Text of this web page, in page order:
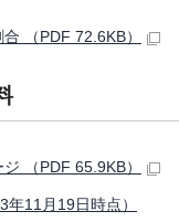
（PDF 72.6KB）
（PDF 65.9KB）
11月19日時点）